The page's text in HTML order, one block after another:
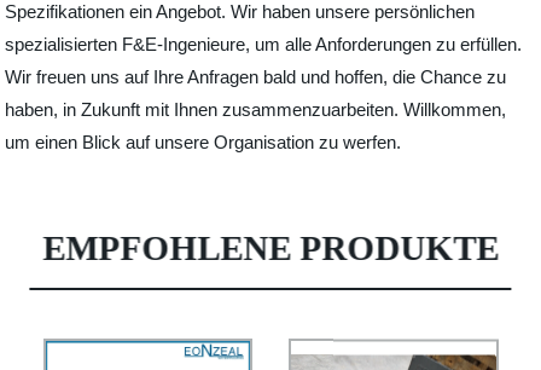
Spezifikationen ein Angebot. Wir haben unsere persönlichen
spezialisierten F&E-Ingenieure, um alle Anforderungen zu erfüllen.
Wir freuen uns auf Ihre Anfragen bald und hoffen, die Chance zu
haben, in Zukunft mit Ihnen zusammenzuarbeiten. Willkommen,
um einen Blick auf unsere Organisation zu werfen.
EMPFOHLENE PRODUKTE